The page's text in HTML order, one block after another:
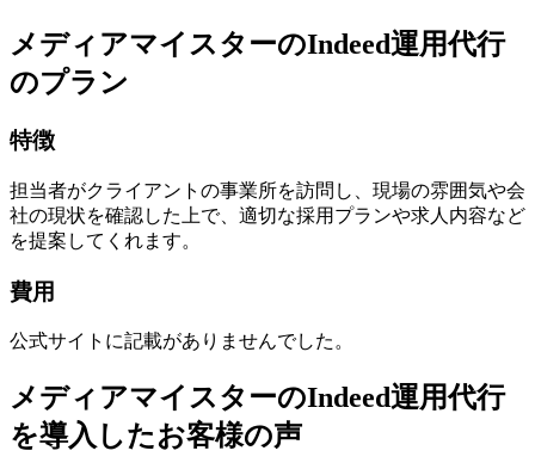
メディアマイスターのIndeed運用代行
のプラン
特徴
担当者がクライアントの事業所を訪問し、現場の雰囲気や会
社の現状を確認した上で、適切な採用プランや求人内容など
を提案してくれます。
費用
公式サイトに記載がありませんでした。
メディアマイスターのIndeed運用代行
を導入したお客様の声